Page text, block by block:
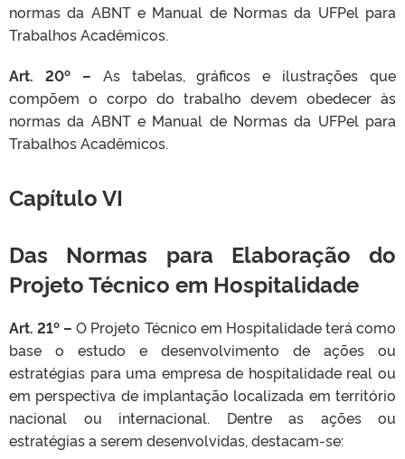
normas da ABNT e Manual de Normas da UFPel para
Trabalhos Acadêmicos.
Art. 20º – As tabelas, gráficos e ilustrações que
compõem o corpo do trabalho devem obedecer às
normas da ABNT e Manual de Normas da UFPel para
Trabalhos Acadêmicos.
Capítulo VI
Das Normas para Elaboração do
Projeto Técnico em Hospitalidade
Art. 21º –O Projeto Técnico em Hospitalidade terá como
base o estudo e desenvolvimento de ações ou
estratégias para uma empresa de hospitalidade real ou
em perspectiva de implantação localizada em território
nacional ou internacional. Dentre as ações ou
estratégias a serem desenvolvidas, destacam-se: